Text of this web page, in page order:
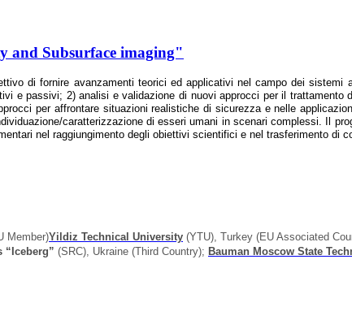
and Subsurface imaging"
di fornire avanzamenti teorici ed applicativi nel campo dei
e passivi; 2) analisi e validazione di nuovi approcci per il
per affrontare situazioni realistiche di sicurezza e nelle
caratterizzazione di esseri umani in scenari complessi. Il
nel raggiungimento degli obiettivi scientifici e nel trasferimento di
Member)Yildiz Technical University (YTU), Turkey (EU Associated
“Iceberg” (SRC), Ukraine (Third Country); Bauman Moscow State